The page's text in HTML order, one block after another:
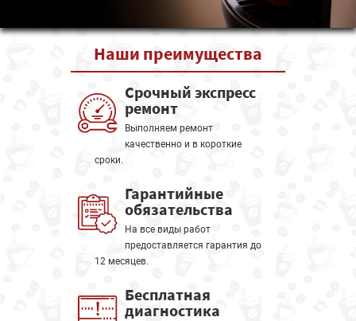
Наши преимущества
Срочный экспресс
ремонт
Выполняем ремонт
качественно и в короткие
сроки.
Гарантийные
обязательства
На все виды работ
предоставляется гарантия до
12 месяцев.
Бесплатная
диагностика